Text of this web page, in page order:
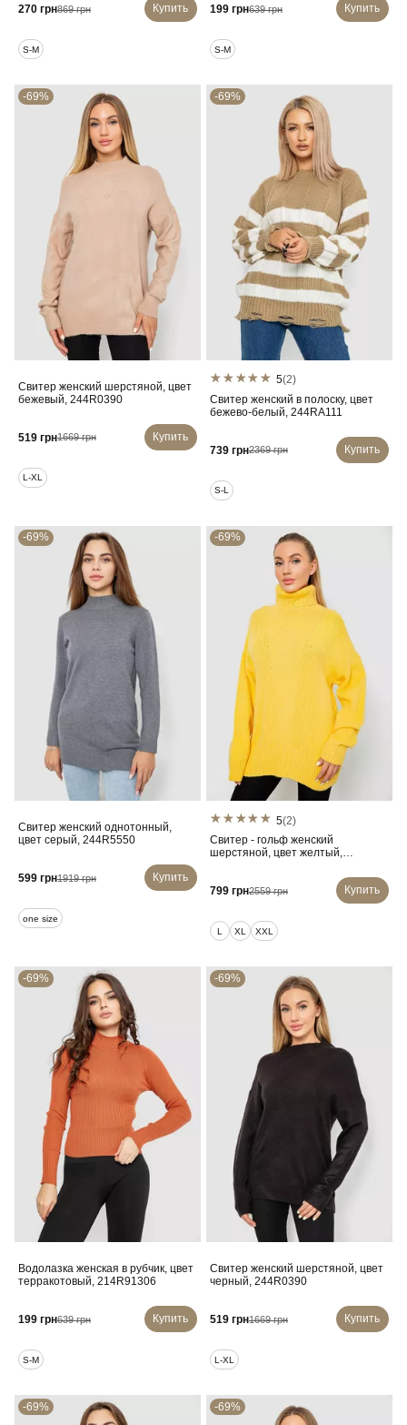
270 грн869 грн Купить
S-M
199 грн639 грн Купить
S-M
-69%
Свитер женский шерстяной, цвет
бежевый, 244R0390
519 грн1669 грн Купить
L-XL
-69%
5(2)
Свитер женский в полоску, цвет
бежево-белый, 244RA111
739 грн2369 грн Купить
S-L
-69%
Свитер женский однотонный,
цвет серый, 244R5550
599 грн1919 грн Купить
one size
-69%
5(2)
Свитер - гольф женский
шерстяной, цвет желтый,
799 грн2559 грн Купить
L XL XXL
-69%
Водолазка женская в рубчик, цвет
терракотовый, 214R91306
199 грн639 грн Купить
S-M
-69%
Свитер женский шерстяной, цвет
черный, 244R0390
519 грн1669 грн Купить
L-XL
-69% -69%